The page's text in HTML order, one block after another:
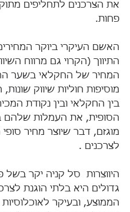
את הצרכנים לתחליפים
פחות.
האשם העיקרי ביוקר
התיווך (הקרוי גם מרווח
המחיר של החקלאי בשער
מוסיפות חוליות שיווק שונות,
בין החקלאי ובין נקודת
הסופית, את העמלות שלהם
מוגזם, דבר שיוצר מחיר סופי
לצרכנים .
היווצרות  סל קניה יקר בשל
גדולים היא בלתי הוגנת
הממוצע, ובעיקר לאוכלוסיות